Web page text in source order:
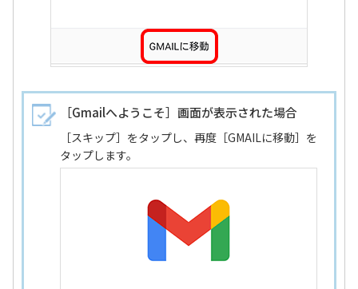
［Gmailへようこそ］画面が表示された場合
［スキップ］をタップし、再度［GMAILに移動］を
タップします。